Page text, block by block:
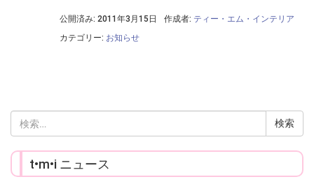
公開済み: 2011年3月15日 作成者: ティー・エム・インテリア
カテゴリー: お知らせ
索:
t•m•i ニュース